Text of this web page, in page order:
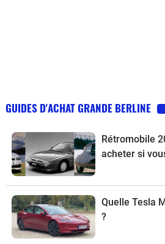
GUIDES D'ACHAT GRANDE BERLINE
Rétromobile
acheter si
Quelle Tesla
?